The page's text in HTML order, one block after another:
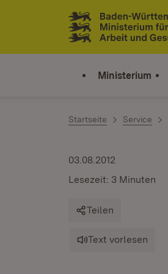
Zum Inhalt springen
Link zur Startseite
Ministerium
Startseite Service
03.08.2012
Lesezeit: 3 Minuten
Teilen
Text vorlesen